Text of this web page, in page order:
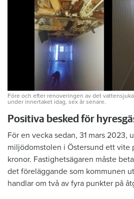
Före och efter renoveringen av det
under innertaket idag, sex år senare.
Positiva besked för
För en vecka sedan, 31 mars 2023,
miljödomstolen i Östersund ett vite
kronor. Fastighetsägaren måste
det föreläggande som kommunen
handlar om två av fyra punkter på